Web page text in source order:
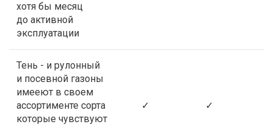
хотя бы месяц
до активной
эксплуатации
Тень - и рулонный
и посевной газоны
имееют в своем
ассортименте сорта
которые чувствуют
✓ ✓